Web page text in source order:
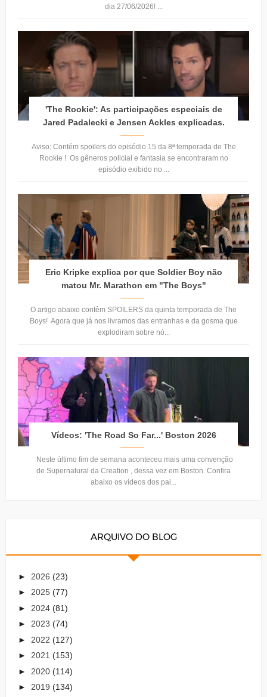
dia 27/06/2026! ...
'The Rookie': As participações especiais de
Jared Padalecki e Jensen Ackles explicadas.
Aviso: Contém spoilers do episódio 15 da 8ª temporada de The
Rookie ! Os gêneros policial e fantasia se encontraram no
episódio exibido no ...
Eric Kripke explica por que Soldier Boy não
matou Mr. Marathon em "The Boys"
O artigo abaixo contêm SPOILERS da quinta temporada de The
Boys! Agora que já nos livramos das entranhas e da gosma que
explodiram sobre nó...
Vídeos: 'The Road So Far...' Boston 2026
Neste último fim de semana aconteceu mais uma convenção
de Supernatural da Creation , dessa vez em Boston. Confira
abaixo os vídeos dos pai...
ARQUIVO DO BLOG
► 2026 (23)
► 2025 (77)
► 2024 (81)
► 2023 (74)
► 2022 (127)
► 2021 (153)
► 2020 (114)
► 2019 (134)